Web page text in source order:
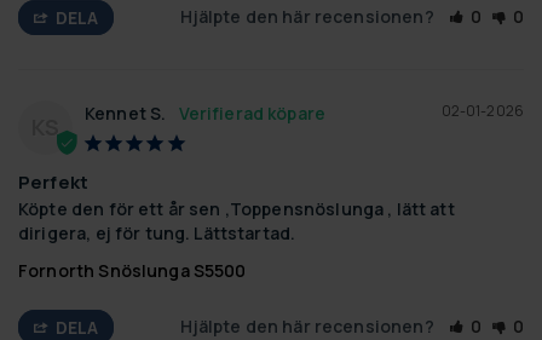
DELA Hjälpte den här recensionen? 0 0
KS
02-01-2026
Kennet S.
Perfekt
Köpte den för ett år sen ,Toppensnöslunga , lätt att
dirigera, ej för tung. Lättstartad.
Fornorth Snöslunga S5500
DELA Hjälpte den här recensionen? 0 0